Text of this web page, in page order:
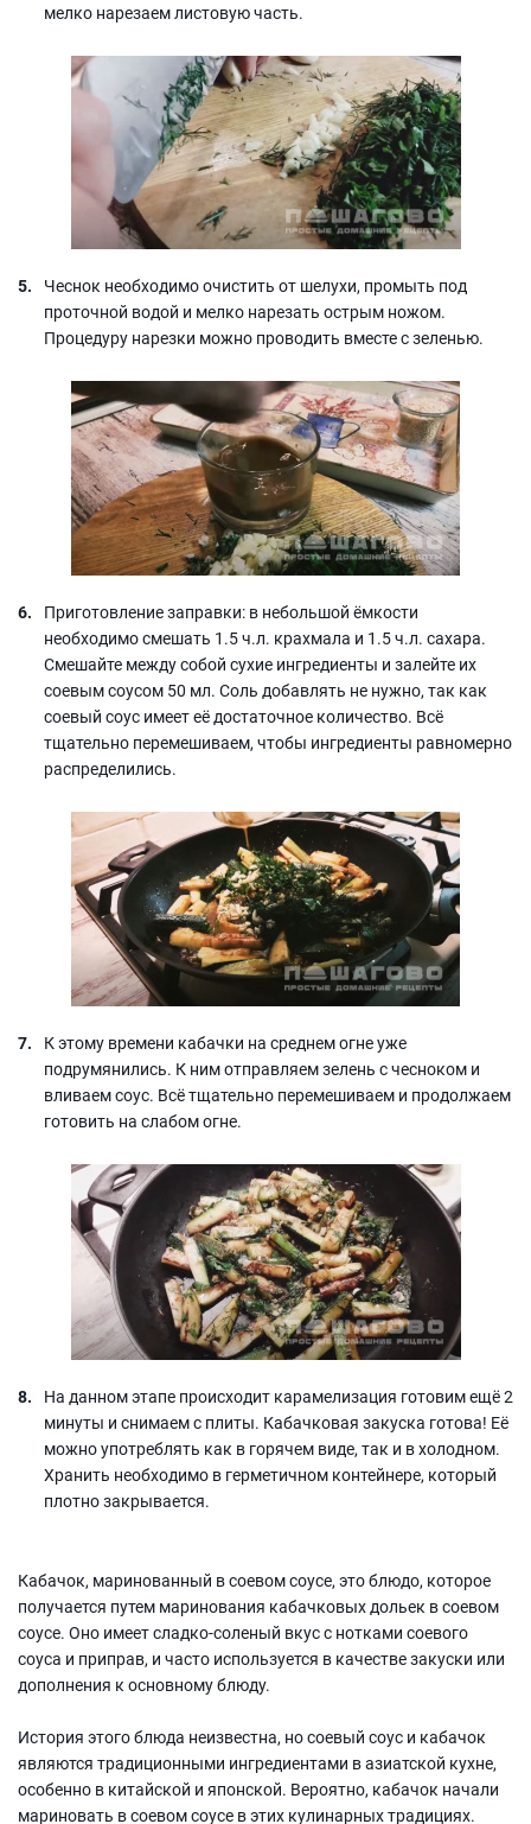
мелко нарезаем листовую часть.
Чеснок необходимо очистить от шелухи, промыть под
проточной водой и мелко нарезать острым ножом.
Процедуру нарезки можно проводить вместе с зеленью.
Приготовление заправки: в небольшой ёмкости
необходимо смешать 1.5 ч.л. крахмала и 1.5 ч.л. сахара.
Смешайте между собой сухие ингредиенты и залейте их
соевым соусом 50 мл. Соль добавлять не нужно, так как
соевый соус имеет её достаточное количество. Всё
тщательно перемешиваем, чтобы ингредиенты равномерно
распределились.
К этому времени кабачки на среднем огне уже
подрумянились. К ним отправляем зелень с чесноком и
вливаем соус. Всё тщательно перемешиваем и продолжаем
готовить на слабом огне.
На данном этапе происходит карамелизация готовим ещё 2
минуты и снимаем с плиты. Кабачковая закуска готова! Её
можно употреблять как в горячем виде, так и в холодном.
Хранить необходимо в герметичном контейнере, который
плотно закрывается.
Кабачок, маринованный в соевом соусе, это блюдо, которое
получается путем маринования кабачковых дольек в соевом
соусе. Оно имеет сладко-соленый вкус с нотками соевого
соуса и приправ, и часто используется в качестве закуски или
дополнения к основному блюду.
История этого блюда неизвестна, но соевый соус и кабачок
являются традиционными ингредиентами в азиатской кухне,
особенно в китайской и японской. Вероятно, кабачок начали
мариновать в соевом соусе в этих кулинарных традициях.